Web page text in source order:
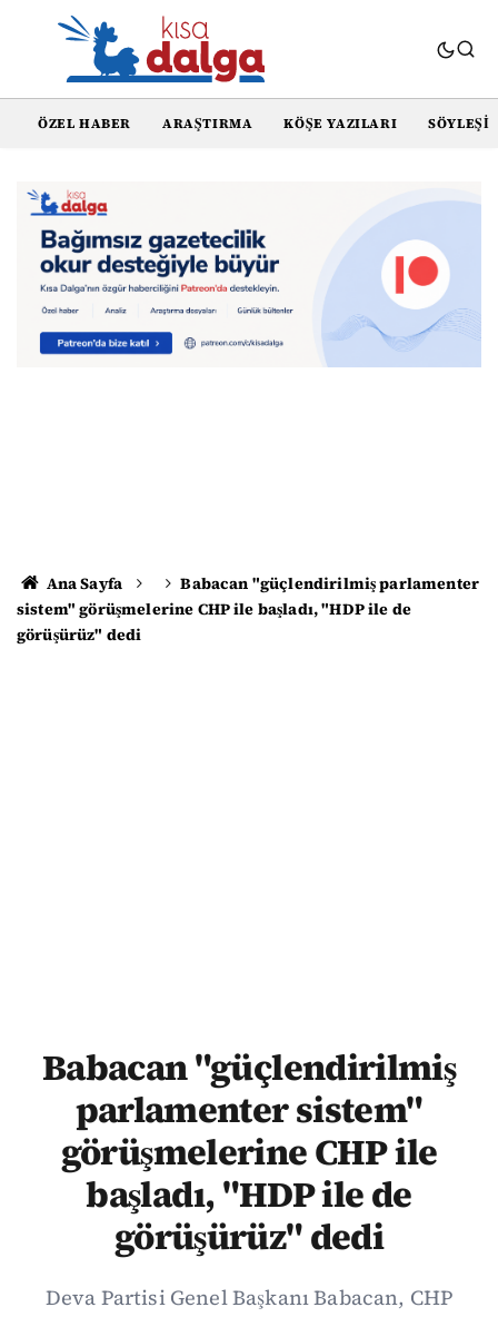
ÖZEL HABER ARAŞTIRMA KÖŞE YAZILARI SÖYLEŞI
Ana Sayfa
Babacan "güçlendirilmiş parlamenter
sistem" görüşmelerine CHP ile başladı, "HDP ile de
görüşürüz" dedi
Babacan "güçlendirilmiş
parlamenter sistem"
görüşmelerine CHP ile
başladı, "HDP ile de
görüşürüz" dedi
Deva Partisi Genel Başkanı Babacan, CHP